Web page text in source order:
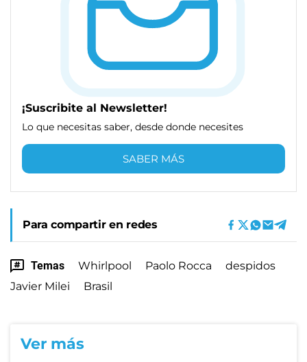
¡Suscribite al Newsletter!
Lo que necesitas saber, desde donde necesites
SABER MÁS
Para compartir en redes
Temas Whirlpool Paolo Rocca
despidos
Javier Milei
Brasil
Ver más